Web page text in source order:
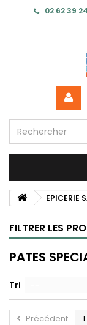
02 62 39
EPICERIE
FILTRER LES
PATES
Tri --
Précédent 1